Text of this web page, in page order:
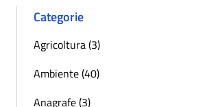
Categorie
Agricoltura (3)
Ambiente (40)
Anagrafe (3)